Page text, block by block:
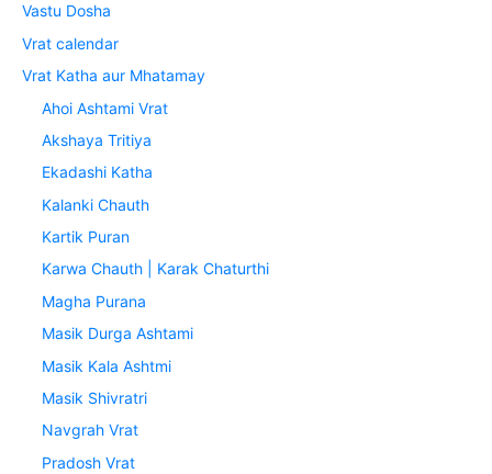
Vastu Dosha
Vrat calendar
Vrat Katha aur Mhatamay
Ahoi Ashtami Vrat
Akshaya Tritiya
Ekadashi Katha
Kalanki Chauth
Kartik Puran
Karwa Chauth | Karak Chaturthi
Magha Purana
Masik Durga Ashtami
Masik Kala Ashtmi
Masik Shivratri
Navgrah Vrat
Pradosh Vrat